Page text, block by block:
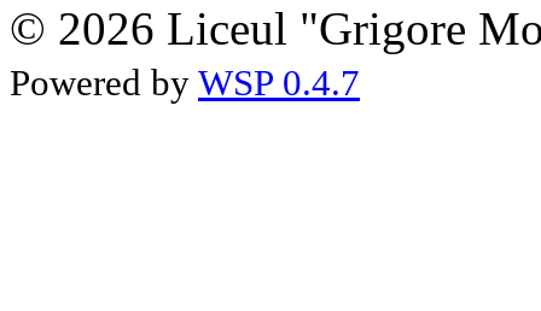
© 2026 Liceul "Grigore
Powered by WSP 0.4.7